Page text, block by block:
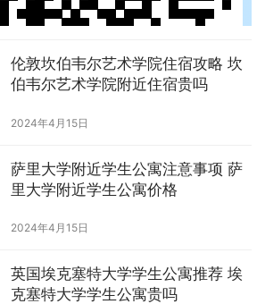
伦敦坎伯韦尔艺术学院住宿攻略 坎
伯韦尔艺术学院附近住宿贵吗
2024年4月15日
萨里大学附近学生公寓注意事项 萨
里大学附近学生公寓价格
2024年4月15日
英国埃克塞特大学学生公寓推荐 埃
克塞特大学学生公寓贵吗